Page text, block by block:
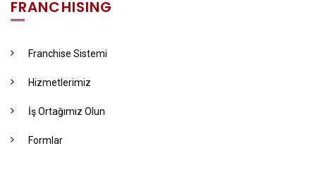
FRANCHISING
Franchise Sistemi
Hizmetlerimiz
İş Ortağımız Olun
Formlar